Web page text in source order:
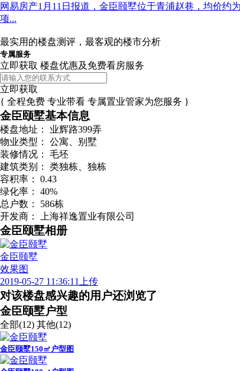
网易房产1月11日报道，金臣颐墅位于青浦赵巷，均价约
项...
最实用的楼盘测评，最客观的楼市分析
专属服务
立即获取 楼盘优惠及免费看房服务
立即获取
{ 全程免费 专业带看 专属置业管家为您服务 }
金臣颐墅基本信息
楼盘地址：
业辉路399弄
物业类型：
公寓、别墅
装修情况：
毛坯
建筑类别：
类独栋、独栋
容积率：
0.43
绿化率：
40%
总户数：
586栋
开发商：
上海祥逸置业有限公司
金臣颐墅相册
金臣颐墅
效果图
2019-05-27 11:36:11上传
对该楼盘感兴趣的用户还浏览了
金臣颐墅户型
全部(12) 其他(12)
金臣颐墅150㎡户型图